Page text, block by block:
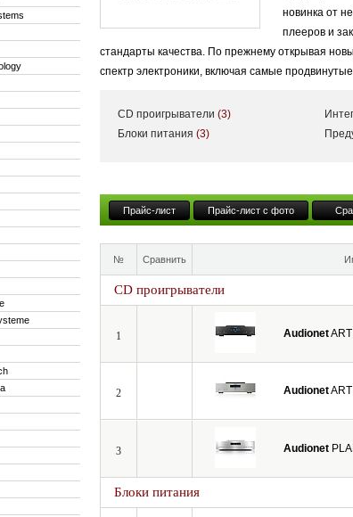
новинка от
плееров и
стандарты качества. По прежнему открывая
спектр электроники, включая самые
CD проигрыватели (3)
Блоки питания (3)
Прайс-лист Прайс-лист с фото
№ Сравнить
CD проигрыватели
1 Audionet
2 Audionet
3 Audionet
Блоки питания